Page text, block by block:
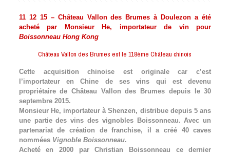
11 12 15 – Château Vallon des Brumes à Doulezon a été
acheté par
Monsieur He, importateur de vin pour
Boissonneau Hong Kong
Château Vallon des Brumes est le 118ème Château chinois
Cette acquisition chinoise est originale car c’est
l’importateur en Chine de ses vins qui est devenu
propriétaire de Château Vallon des Brumes depuis le 30
septembre 2015.
Monsieur He, importateur à Shenzen, distribue depuis 5 ans
une partie des vins des vignobles Boissonneau. Avec un
partenariat de création de franchise, il a créé 40 caves
nommées Vignoble Boissonneau.
Acheté en 2000 par Christian Boissonneau ce dernier